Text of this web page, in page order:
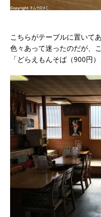
こちらがテーブルに置いて
色々あって迷ったのだが、
「どらえもんそば（900円